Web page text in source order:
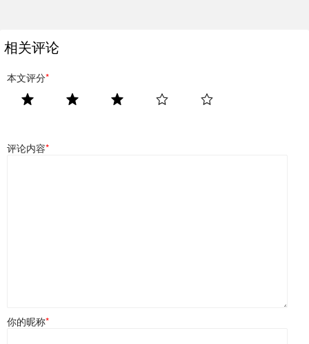
相关评论
本文评分*
评论内容*
你的昵称*